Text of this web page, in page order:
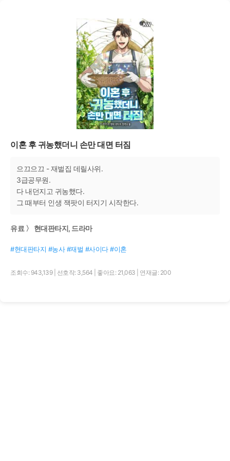
이혼 후 귀농했더니 손만 대면 터짐
으끄으끄 - 재벌집 데릴사위.
3급공무원.
다 내던지고 귀농했다.
그 때부터 인생 잭팟이 터지기 시작한다.
유료 〉 현대판타지, 드라마
#현대판타지 #농사 #재벌 #사이다 #이혼
조회수: 943,139 선호작: 3,564 좋아요: 21,063 연재글: 200